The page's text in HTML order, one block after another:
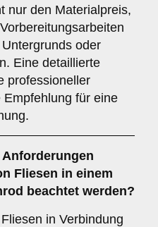
nur den Materialpreis,
oder
Eine detaillierte
professioneller
für eine
Fliesen in einem
beachtet werden?
in Verbindung